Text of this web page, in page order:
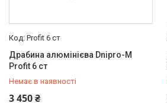
Profit 6 ст
Драбина алюмінієва Dnipro-M
Profit 6 ст
Немає в наявності
3 450 ₴
+380 (50) 579-79-28